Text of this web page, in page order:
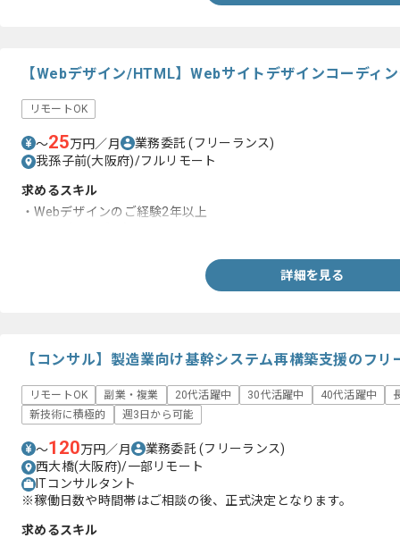
【Webデザイン/HTML】Webサイトデザインコーディ
リモートOK
〜25万円／月 業務委託(フリーランス)
我孫子前(大阪府)/フルリモート
求めるスキル
・Webデザインのご経験2年以上
詳細を見る
【コンサル】製造業向け基幹システム再構築支援のフ
リモートOK 副業・複業 20代活躍中 30代活躍中 40代活躍中
新技術に積極的
週3日から可能
〜120万円／月 業務委託(フリーランス)
西大橋(大阪府)/一部リモート
ITコンサルタント
※稼働日数や時間帯はご相談の後、正式決定となります。
求めるスキル